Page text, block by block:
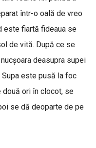
într-o oală de vreo
este fiartă fideaua se
de vită. După ce se
deasupra supei
este pusă la foc
două ori în clocot, se
se dă deoparte de pe